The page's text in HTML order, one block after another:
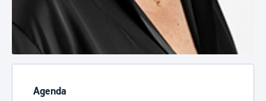
Agenda